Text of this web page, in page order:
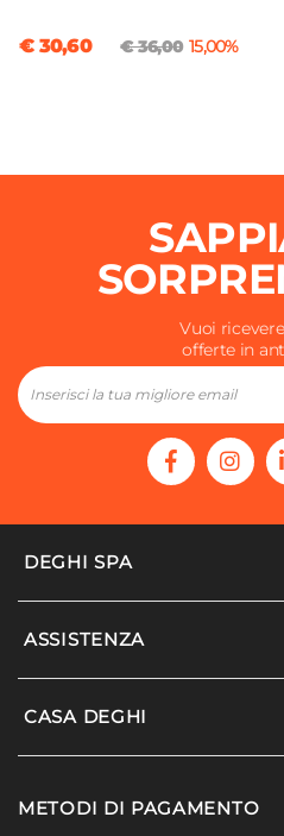
€ 30,60 € 36,00 15,00%
Vuoi
offerte in
DEGHI SPA
Accedi/Registrati
Modello organizzativo e
ASSISTENZA
Supporto
Agevolazioni fiscali
CASA DEGHI
I nostri luoghi
METODI DI PAGAMENTO